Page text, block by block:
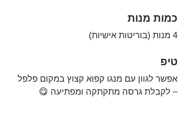
כמות מנות
4 מנות (בוריטות אישיות)
טיפ
אפשר לגוון עם מנגו קפוא קצוץ במקום פלפל
– לקבלת גרסה מתקתקה ומפתיעה 😋